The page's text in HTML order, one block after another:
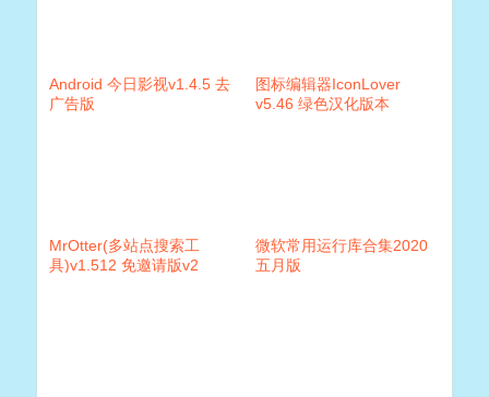
Android 今日影视v1.4.5 去
广告版
图标编辑器IconLover
v5.46 绿色汉化版本
MrOtter(多站点搜索工
具)v1.512 免邀请版v2
微软常用运行库合集2020
五月版